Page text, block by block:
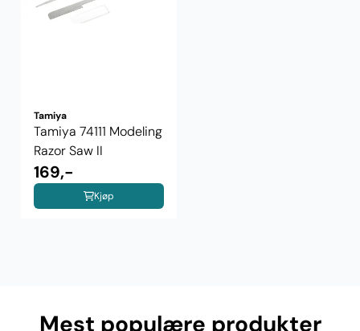
Tamiya
Tamiya 74111 Modeling
Razor Saw II
169,-
Kjøp
Mest populære produkter